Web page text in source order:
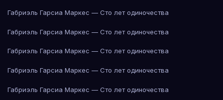
Габриэль Гарсиа Маркес — Сто лет одиночества
Габриэль Гарсиа Маркес — Сто лет одиночества
Габриэль Гарсиа Маркес — Сто лет одиночества
Габриэль Гарсиа Маркес — Сто лет одиночества
Габриэль Гарсиа Маркес — Сто лет одиночества